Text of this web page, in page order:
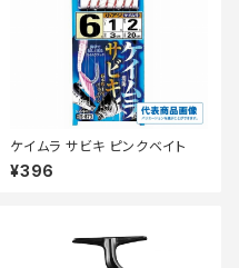
ケイムラ サビキ ピンクベイト
¥396